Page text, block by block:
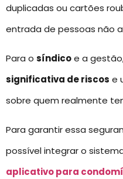
duplicadas ou cartões
entrada de pessoas não
Para o síndicoe a
significativa de riscos e
sobre quem realmente
Para garantir essa
possível integrar o
aplicativo para